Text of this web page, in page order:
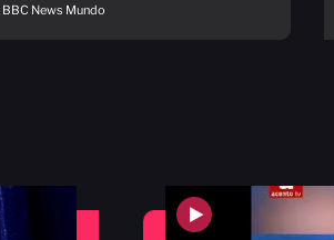
BBC News Mundo